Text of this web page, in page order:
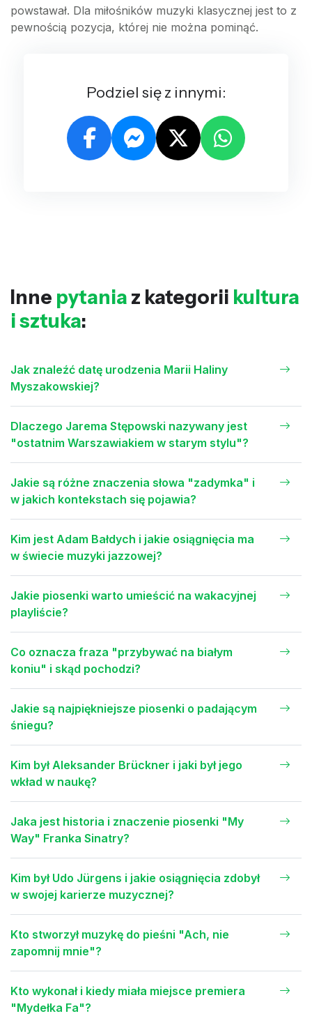
powstawał. Dla miłośników muzyki klasycznej jest to z
pewnością pozycja, której nie można pominąć.
Podziel się z innymi:
Inne pytania z kategorii kultura
i sztuka:
Jak znaleźć datę urodzenia Marii Haliny
Myszakowskiej?
Dlaczego Jarema Stępowski nazywany jest
"ostatnim Warszawiakiem w starym stylu"?
Jakie są różne znaczenia słowa "zadymka" i
w jakich kontekstach się pojawia?
Kim jest Adam Bałdych i jakie osiągnięcia ma
w świecie muzyki jazzowej?
Jakie piosenki warto umieścić na wakacyjnej
playliście?
Co oznacza fraza "przybywać na białym
koniu" i skąd pochodzi?
Jakie są najpiękniejsze piosenki o padającym
śniegu?
Kim był Aleksander Brückner i jaki był jego
wkład w naukę?
Jaka jest historia i znaczenie piosenki "My
Way" Franka Sinatry?
Kim był Udo Jürgens i jakie osiągnięcia zdobył
w swojej karierze muzycznej?
Kto stworzył muzykę do pieśni "Ach, nie
zapomnij mnie"?
Kto wykonał i kiedy miała miejsce premiera
"Mydełka Fa"?